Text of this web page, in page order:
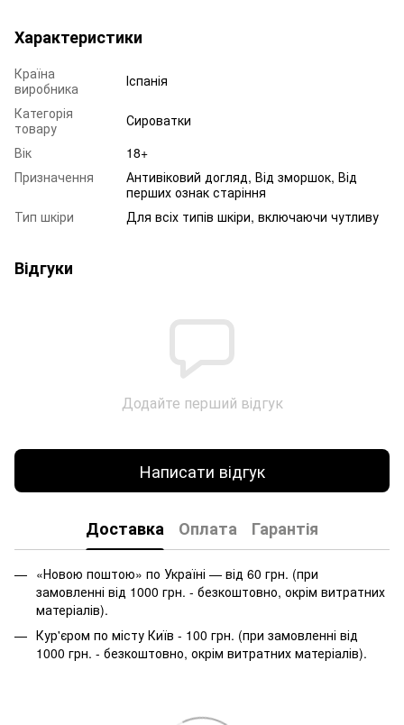
Характеристики
Країна
виробника
Іспанія
Категорія
товару
Сироватки
Вік
18+
Призначення
Антивіковий догляд, Від зморшок, Від
перших ознак старіння
Тип шкіри
Для всіх типів шкіри, включаючи чутливу
Відгуки
Додайте перший відгук
Написати відгук
Доставка Оплата Гарантія
«Новою поштою» по Україні — від 60 грн. (при
замовленні від 1000 грн. - безкоштовно, окрім витратних
матеріалів).
Кур'єром по місту Київ - 100 грн. (при замовленні від
1000 грн. - безкоштовно, окрім витратних матеріалів).